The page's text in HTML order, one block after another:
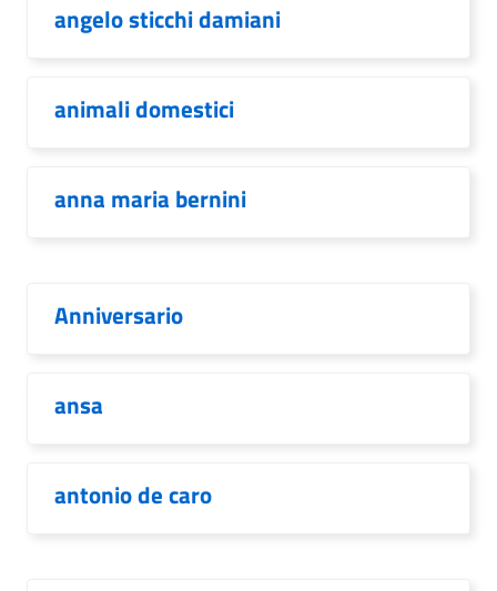
angelo sticchi damiani
animali domestici
anna maria bernini
Anniversario
ansa
antonio de caro